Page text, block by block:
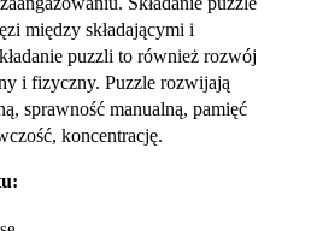
między składającymi i
puzzli to również rozwój
i fizyczny. Puzzle rozwijają
sprawność manualną, pamięć
koncentrację.